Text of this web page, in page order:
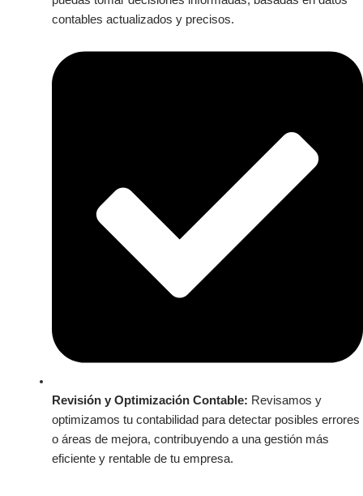
contables actualizados y precisos.
Revisión y Optimización Contable: Revisamos y
optimizamos tu contabilidad para detectar posibles errores
o áreas de mejora, contribuyendo a una gestión más
eficiente y rentable de tu empresa.